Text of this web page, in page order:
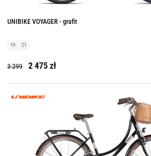
UNIBIKE VOYAGER - grafit
19 21
3 299 2 475 zł